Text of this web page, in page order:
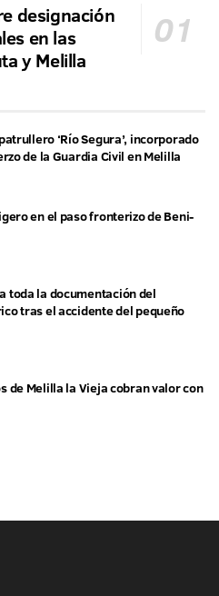
designación
en las
y Melilla
‘Río Segura’, incorporado
de la Guardia Civil en Melilla
en el paso fronterizo de Beni-
toda la documentación del
tras el accidente del pequeño
de Melilla la Vieja cobran valor con